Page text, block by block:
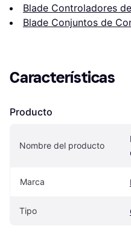
Blade Controladores
Blade Conjuntos de
Características
Producto
Nombre del producto
Marca
Tipo